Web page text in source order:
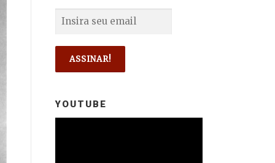
YOUTUBE